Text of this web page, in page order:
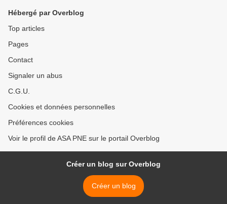
Hébergé par Overblog
Top articles
Pages
Contact
Signaler un abus
C.G.U.
Cookies et données personnelles
Préférences cookies
Voir le profil de ASA PNE sur le portail Overblog
Créer un blog sur Overblog
Créer un blog